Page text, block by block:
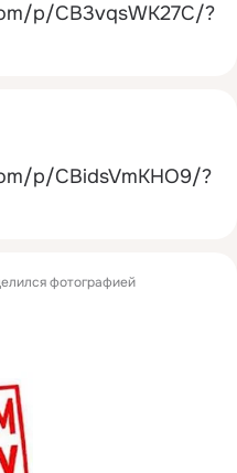
p/CB3vqsWK27C/?
p/CBidsVmKHO9/?
фотографией